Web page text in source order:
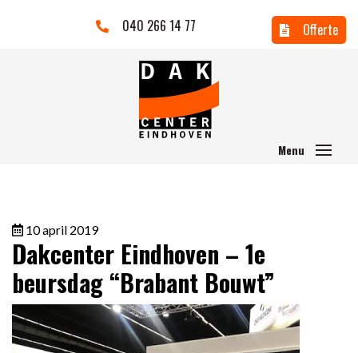
040 266 14 77 Offerte
10 april 2019
Dakcenter Eindhoven – 1e
beursdag “Brabant Bouwt”